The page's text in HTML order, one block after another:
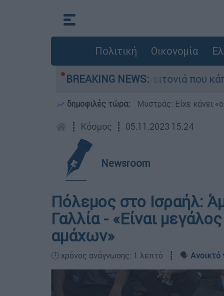
Πολιτική Οικονομία
BREAKING NEWS:
τη μεγάλη φωτιά τη γειτονιά που κάποτε
δημοφιλές τώρα: Μυστράς: Είχε κάνει
┋ Κόσμος ┋ 05.11.2023 15:24
Newsroom
Πόλεμος στο Ισραήλ:
Γαλλία - «Είναι
αμάχων»
🕛 χρόνος ανάγνωσης: 1 λεπτό ┋ 🗣️ Ανοικτό